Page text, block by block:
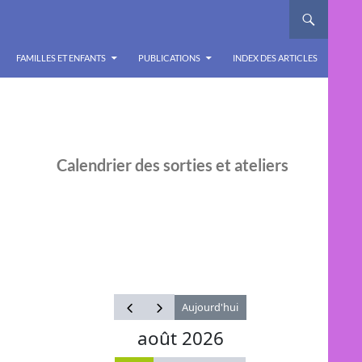
FAMILLES ET ENFANTS PUBLICATIONS INDEX DES ARTICLES
Calendrier des sorties et ateliers